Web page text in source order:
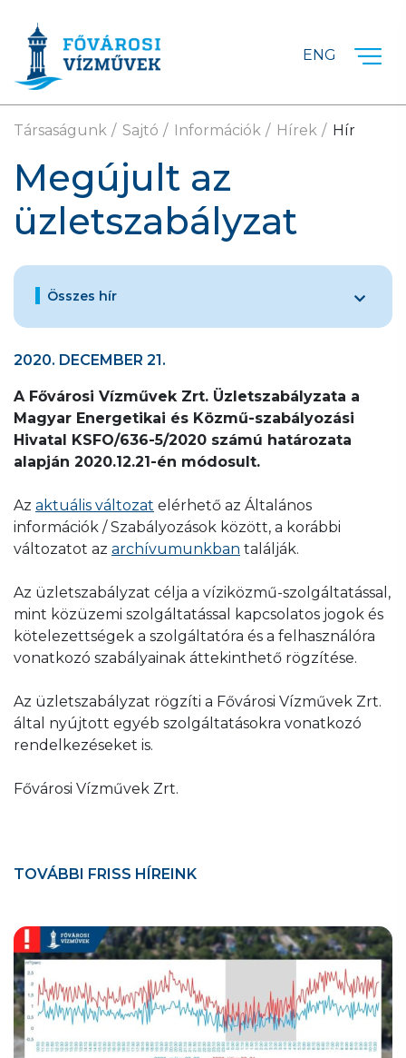
ENG
Társaságunk Sajtó Információk Hírek Hír
Megújult az
üzletszabályzat
Összes hír
2020. DECEMBER 21.
A Fővárosi Vízművek Zrt. Üzletszabályzata a
Magyar Energetikai és Közmű-szabályozási
Hivatal KSFO/636-5/2020 számú határozata
alapján 2020.12.21-én módosult.
Az aktuális változat elérhető az Általános
információk / Szabályozások között, a korábbi
változatot az archívumunkban találják.
Az üzletszabályzat célja a víziközmű-szolgáltatással,
mint közüzemi szolgáltatással kapcsolatos jogok és
kötelezettségek a szolgáltatóra és a felhasználóra
vonatkozó szabályainak áttekinthető rögzítése.
Az üzletszabályzat rögzíti a Fővárosi Vízművek Zrt.
által nyújtott egyéb szolgáltatásokra vonatkozó
rendelkezéseket is.
Fővárosi Vízművek Zrt.
TOVÁBBI FRISS HÍREINK